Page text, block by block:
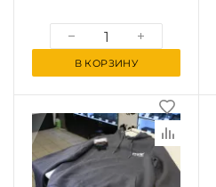
В КОРЗИНУ